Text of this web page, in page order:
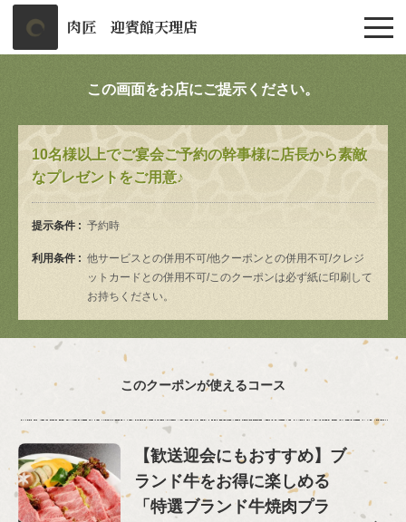
肉匠 迎賓館天理店
この画面をお店にご提示ください。
10名様以上でご宴会ご予約の幹事様に店長から素敵
なプレゼントをご用意♪
提示条件 予約時
利用条件
他サービスとの併用不可/他クーポンとの併用不可/クレジ
ットカードとの併用不可/このクーポンは必ず紙に印刷して
お持ちください。
このクーポンが使えるコース
【歓送迎会にもおすすめ】ブ
ランド牛をお得に楽しめる
「特選ブランド牛焼肉プラ